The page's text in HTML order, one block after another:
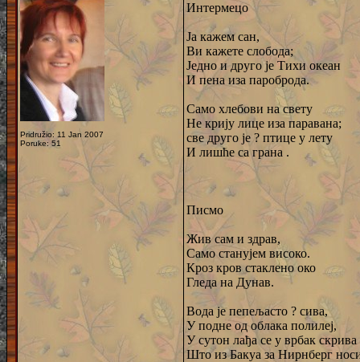
Pridružio: 11 Jan 2007
Poruke: 51
Интермецо
Ја кажем сан,
Ви кажете слобода;
Једно и друго је Тихи океан
И пена иза пароброда.
Само хлебови на свету
Не крију лице иза паравана;
све друго је ? птице у лету
И лишће са грана .
Писмо
Жив сам и здрав,
Само станујем високо.
Кроз кров стаклено око
Гледа на Дунав.
Вода је пепељасто ? сива,
У подне од облака полилеј,
У сутон лађа се у врбак скрива
Што из Бакуа за Нирнберг